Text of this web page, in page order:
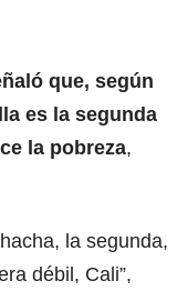
que, según
es la segunda
la pobreza,
la segunda,
débil, Cali”,